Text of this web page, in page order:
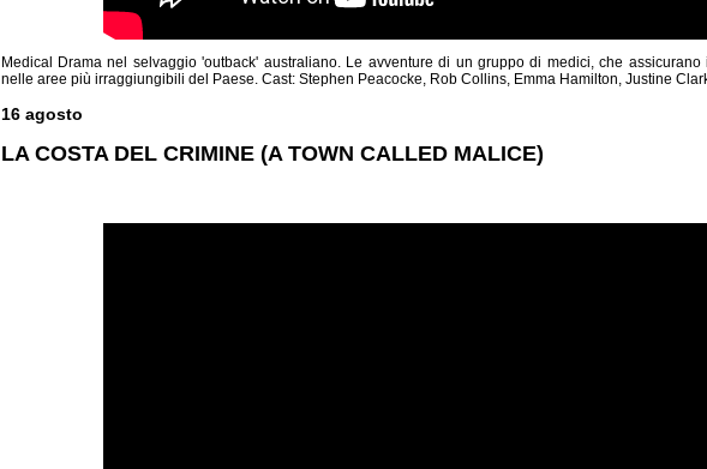
Medical Drama nel selvaggio 'outback' australiano. Le avventure di un gruppo di medici, che
nelle aree più irraggiungibili del Paese. Cast: Stephen Peacocke, Rob Collins, Emma Hamilton, Justine
16 agosto
LA COSTA DEL CRIMINE (A TOWN CALLED MALICE)